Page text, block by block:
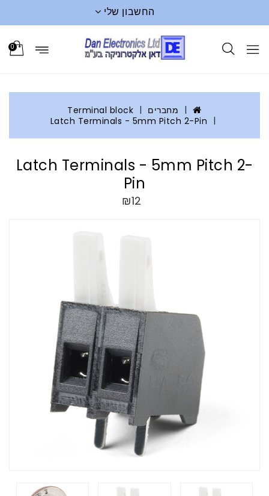
החשבון שלי
0
מחברים
Terminal block
Latch Terminals - 5mm Pitch 2-Pin
Latch Terminals - 5mm Pitch 2-
Pin
₪12